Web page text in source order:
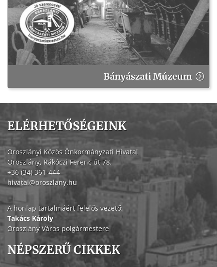
Bányászati Múzeum
ELÉRHETŐSÉGEINK
Oroszlányi Közös Önkormányzati Hivatal
Oroszlány, Rákóczi Ferenc út 78.
+36 (34) 361-444
hivatal@oroszlany.hu
A honlap tartalmáért felelős vezető:
Takács Károly
Oroszlány Város polgármestere
NÉPSZERŰ CIKKEK